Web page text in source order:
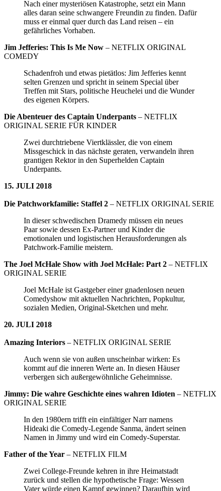
Nach einer mysteriösen Katastrophe, setzt ein Mann
alles daran seine schwangere Freundin zu finden. Dafür
muss er einmal quer durch das Land reisen – ein
gefährliches Vorhaben.
Jim Jefferies: This Is Me Now – NETFLIX ORIGINAL
COMEDY
Schadenfroh und etwas pietätlos: Jim Jefferies kennt
selten Grenzen und spricht in seinem Special über
Treffen mit Stars, politische Heuchelei und die Wunder
des eigenen Körpers.
Die Abenteuer des Captain Underpants – NETFLIX
ORIGINAL SERIE FÜR KINDER
Zwei durchtriebene Viertklässler, die von einem
Missgeschick in das nächste geraten, verwandeln ihren
grantigen Rektor in den Superhelden Captain
Underpants.
15. JULI 2018
Die Patchworkfamilie: Staffel 2 – NETFLIX ORIGINAL SERIE
In dieser schwedischen Dramedy müssen ein neues
Paar sowie dessen Ex-Partner und Kinder die
emotionalen und logistischen Herausforderungen als
Patchwork-Familie meistern.
The Joel McHale Show with Joel McHale: Part 2 – NETFLIX
ORIGINAL SERIE
Joel McHale ist Gastgeber einer gnadenlosen neuen
Comedyshow mit aktuellen Nachrichten, Popkultur,
sozialen Medien, Original-Sketchen und mehr.
20. JULI 2018
Amazing Interiors – NETFLIX ORIGINAL SERIE
Auch wenn sie von außen unscheinbar wirken: Es
kommt auf die inneren Werte an. In diesen Häuser
verbergen sich außergewöhnliche Geheimnisse.
Jimmy: Die wahre Geschichte eines wahren Idioten – NETFLIX
ORIGINAL SERIE
In den 1980ern trifft ein einfältiger Narr namens
Hideaki die Comedy-Legende Sanma, ändert seinen
Namen in Jimmy und wird ein Comedy-Superstar.
Father of the Year – NETFLIX FILM
Zwei College-Freunde kehren in ihre Heimatstadt
zurück und stellen die hypothetische Frage: Wessen
Vater würde einen Kampf gewinnen? Daraufhin wird